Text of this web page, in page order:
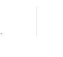
机、切割床等几方面去考量，再结合下价格、售后服务、性价比